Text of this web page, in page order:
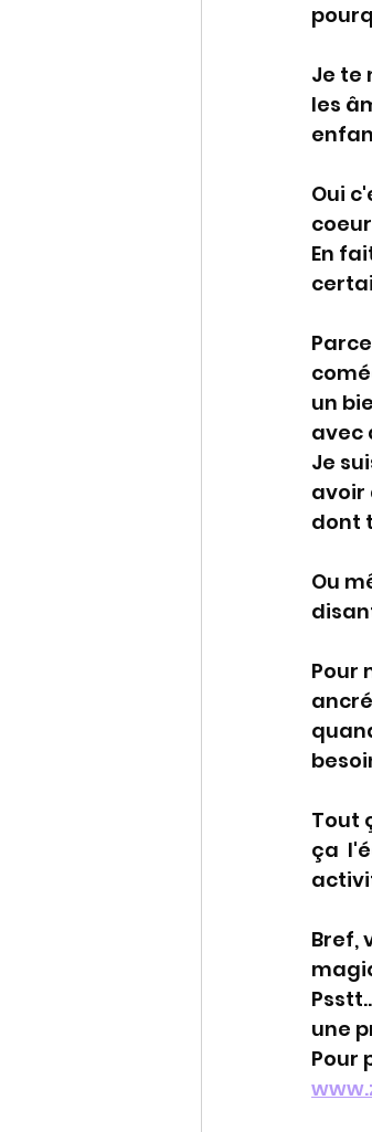
Je te
les
Oui
En
un
avec
Je
avoir
dont
Ou
Pour
Tout
ça
Bref,
une
Pour